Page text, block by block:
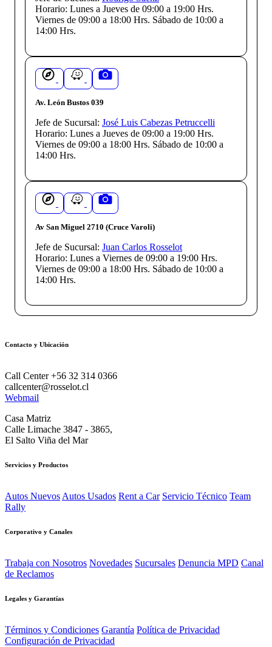
Horario: Lunes a Jueves de 09:00 a 19:00 Hrs.
Viernes de 09:00 a 18:00 Hrs. Sábado de 10:00 a
14:00 Hrs.
Av. León Bustos 039
Jefe de Sucursal: José Luis Cabezas Petruccelli
Horario: Lunes a Jueves de 09:00 a 19:00 Hrs.
Viernes de 09:00 a 18:00 Hrs. Sábado de 10:00 a
14:00 Hrs.
Av San Miguel 2710 (Cruce Varoli)
Jefe de Sucursal: Juan Carlos Rosselot
Horario: Lunes a Viernes de 09:00 a 19:00 Hrs.
Viernes de 09:00 a 18:00 Hrs. Sábado de 10:00 a
14:00 Hrs.
Contacto y Ubicación
Call Center +56 32 314 0366
callcenter@rosselot.cl
Webmail
Casa Matriz
Calle Limache 3847 - 3865,
El Salto Viña del Mar
Servicios y Productos
Autos Nuevos Autos Usados Rent a Car Servicio Técnico Team
Rally
Corporativo y Canales
Trabaja con Nosotros Novedades Sucursales Denuncia MPD Canal
de Reclamos
Legales y Garantías
Términos y Condiciones Garantía Política de Privacidad
Configuración de Privacidad